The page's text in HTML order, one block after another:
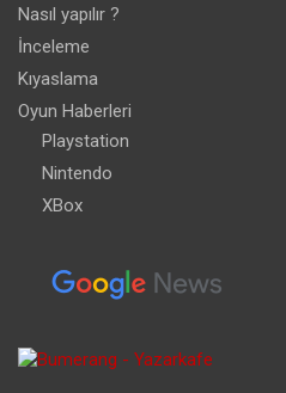
Nasıl yapılır ?
İnceleme
Kıyaslama
Oyun Haberleri
Playstation
Nintendo
XBox